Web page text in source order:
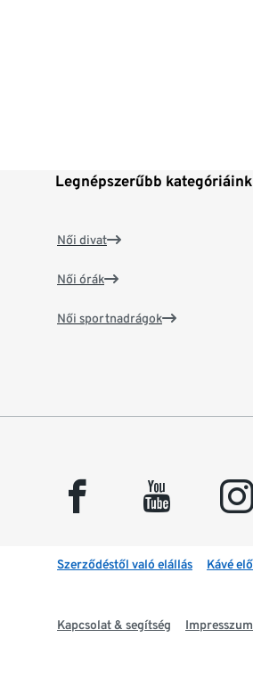
Legnépszerűbb kategóriáink
Női divat
Női órák
Női sportnadrágok
facebook youtube instagram
Szerződéstől való elállás Kávé
Kapcsolat & segítség Impresszum